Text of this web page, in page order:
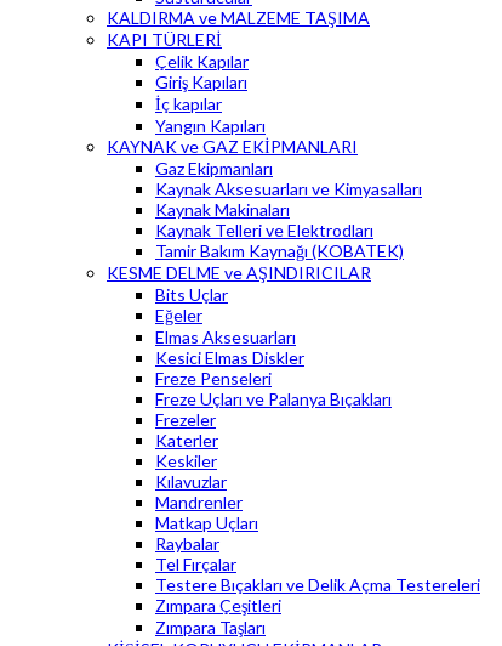
KALDIRMA ve MALZEME TAŞIMA
KAPI TÜRLERİ
Çelik Kapılar
Giriş Kapıları
İç kapılar
Yangın Kapıları
KAYNAK ve GAZ EKİPMANLARI
Gaz Ekipmanları
Kaynak Aksesuarları ve Kimyasalları
Kaynak Makinaları
Kaynak Telleri ve Elektrodları
Tamir Bakım Kaynağı (KOBATEK)
KESME DELME ve AŞINDIRICILAR
Bits Uçlar
Eğeler
Elmas Aksesuarları
Kesici Elmas Diskler
Freze Penseleri
Freze Uçları ve Palanya Bıçakları
Frezeler
Katerler
Keskiler
Kılavuzlar
Mandrenler
Matkap Uçları
Raybalar
Tel Fırçalar
Testere Bıçakları ve Delik Açma Testereleri
Zımpara Çeşitleri
Zımpara Taşları